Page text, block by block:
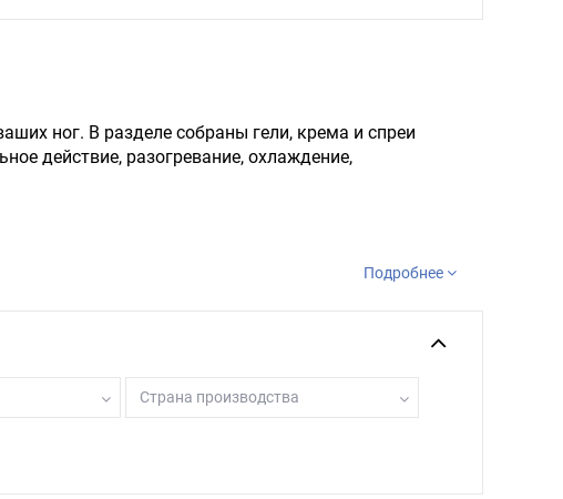
ног. В разделе собраны гели, крема и спреи
действие, разогревание, охлаждение,
Подробнее
Страна производства